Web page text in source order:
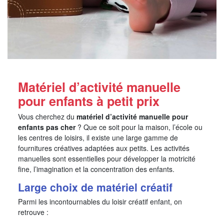
Matériel d’activité manuelle
pour enfants à petit prix
Vous cherchez du matériel d’activité manuelle pour
enfants pas cher? Que ce soit pour la maison, l’école ou
les centres de loisirs, il existe une large gamme de
fournitures créatives adaptées aux petits. Les activités
manuelles sont essentielles pour développer la motricité
fine, l’imagination et la concentration des enfants.
Large choix de matériel créatif
Parmi les incontournables du loisir créatif enfant, on
retrouve :